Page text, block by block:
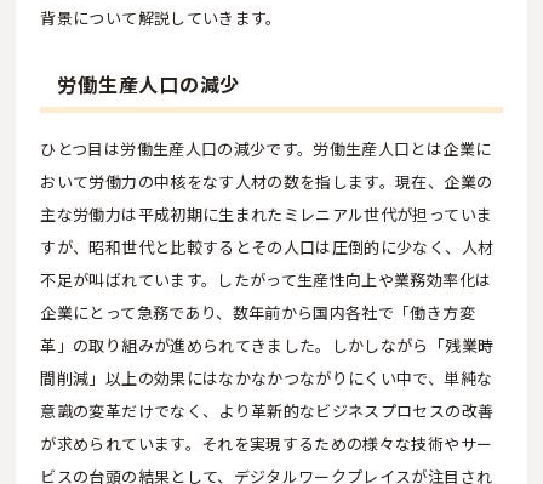
背景について解説していきます。
労働生産人口の減少
ひとつ目は労働生産人口の減少です。労働生産人口とは企業に
おいて労働力の中核をなす人材の数を指します。現在、企業の
主な労働力は平成初期に生まれたミレニアル世代が担っていま
すが、昭和世代と比較するとその人口は圧倒的に少なく、人材
不足が叫ばれています。したがって生産性向上や業務効率化は
企業にとって急務であり、数年前から国内各社で「働き方変
革」の取り組みが進められてきました。しかしながら「残業時
間削減」以上の効果にはなかなかつながりにくい中で、単純な
意識の変革だけでなく、より革新的なビジネスプロセスの改善
が求められています。それを実現するための様々な技術やサー
ビスの台頭の結果として、デジタルワークプレイスが注目され